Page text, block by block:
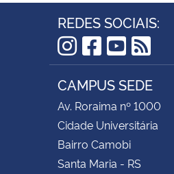
REDES SOCIAIS:
Instagram
RSS
CAMPUS SEDE
Av. Roraima nº 1000
Cidade Universitária
Bairro Camobi
Santa Maria - RS